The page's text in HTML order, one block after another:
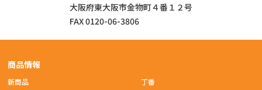
大阪府東大阪市金物町４番１２号
FAX 0120-06-3806
商品情報
新商品 丁番